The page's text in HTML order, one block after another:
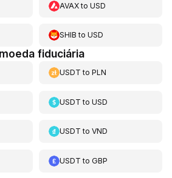
AVAXtoUSD
SHIB toUSD
fiduciária
USDT toPLN
USDT toUSD
USDT toVND
USDT toGBP